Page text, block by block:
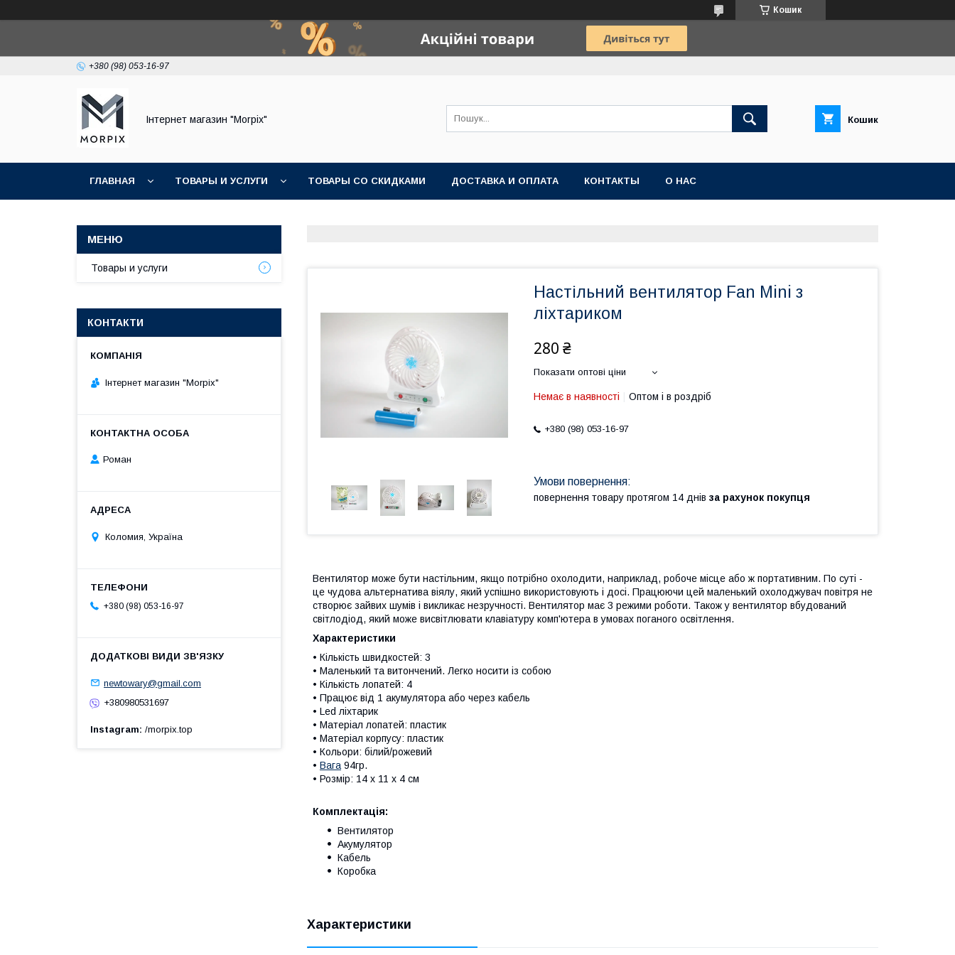
Кошик
+380 (98) 053-16-97
Інтернет магазин "Morpix" Кошик
ГЛАВНАЯ ТОВАРЫ И УСЛУГИ ТОВАРЫ СО СКИДКАМИ ДОСТАВКА И ОПЛАТА КОНТАКТЫ О НАС
Настільний вентилятор Fan Mini з
ліхтариком
280 ₴
Показати оптові ціни
Немає в наявності Оптом і в роздріб
+380 (98) 053-16-97
повернення товару протягом 14 днів за рахунок покупця
Вентилятор може бути настільним, якщо потрібно охолодити, наприклад, робоче місце або ж портативним. По суті -
це чудова альтернатива віялу, який успішно використовують і досі. Працюючи цей маленький охолоджувач повітря не
створює зайвих шумів і викликає незручності. Вентилятор має 3 режими роботи. Також у вентилятор вбудований
світлодіод, який може висвітлювати клавіатуру комп'ютера в умовах поганого освітлення.
Характеристики
• Кількість швидкостей: 3
• Маленький та витончений. Легко носити із собою
• Кількість лопатей: 4
• Працює від 1 акумулятора або через кабель
• Led ліхтарик
• Матеріал лопатей: пластик
• Матеріал корпусу: пластик
• Кольори: білий/рожевий
• Вага 94гр.
• Розмір: 14 x 11 x 4 см
Комплектація:
Вентилятор
Акумулятор
Кабель
Коробка
Характеристики
Товары и услуги
КОНТАКТИ
Інтернет магазин "Morpix"
Роман
Коломия, Україна
+380 (98) 053-16-97
newtowary@gmail.com
+380980531697
Instagram /morpix.top